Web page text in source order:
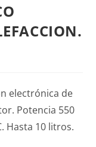
electrónica de
Potencia 550
Hasta 10 litros.